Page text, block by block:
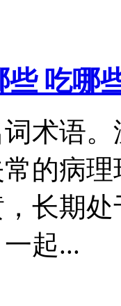
吃哪
术语
的病
长期
起...